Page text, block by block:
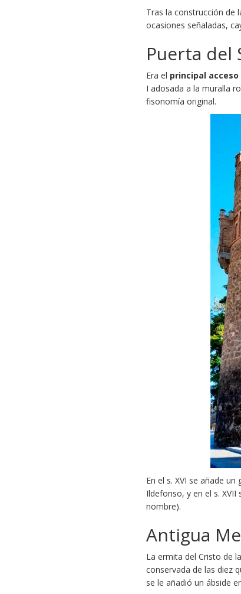
Tras la construcción de
ocasiones señaladas,
Puerta del
Era el principal
I adosada a la muralla
fisonomía original.
En el s. XVI se añade
Ildefonso, y en el s. XVII
nombre).
Antigua
La ermita del Cristo de
conservada de las diez
se le añadió un ábside